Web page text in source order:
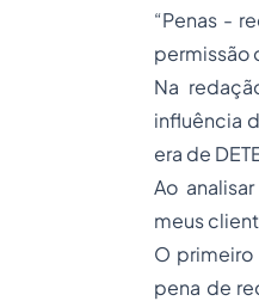
“Penas -
permissão
Na
influência
era de
Ao
meus
O
pena de